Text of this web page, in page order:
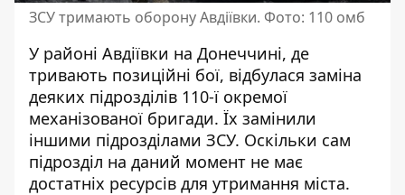
ЗСУ тримають оборону Авдіївки. Фото: 110 омб
У районі Авдіївки на Донеччині, де
тривають позиційні бої, відбулася заміна
деяких підрозділів 110-ї окремої
механізованої бригади. Їх замінили
іншими підрозділами ЗСУ. Оскільки сам
підрозділ на даний момент не має
достатніх ресурсів для утримання міста.